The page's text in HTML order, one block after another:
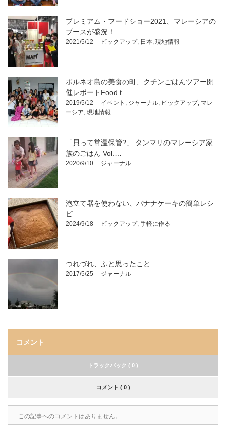
プレミアム・フードショー2021、マレーシアの
ブースが盛況！
2021/5/12 ピックアップ, 日本 現地情報
ボルネオ島の美食の町、クチンごはんツアー開
催レポートFood t…
2019/5/12 イベント ジャーナル ピックアップ, マレ
ーシア 現地情報
「貝って常温保管?」 タンマリのマレーシア家
族のごはん Vol.…
2020/9/10 ジャーナル
泡立て器を使わない、バナナケーキの簡単レシ
ピ
2024/9/18 ピックアップ, 手軽に作る
つれづれ、ふと思ったこと
2017/5/25 ジャーナル
コメント
トラックバック ( 0 )
コメント ( 0 )
この記事へのコメントはありません。